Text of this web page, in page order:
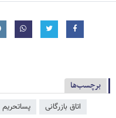
برچسب‌ها
اتاق بازرگانی پساتحریم